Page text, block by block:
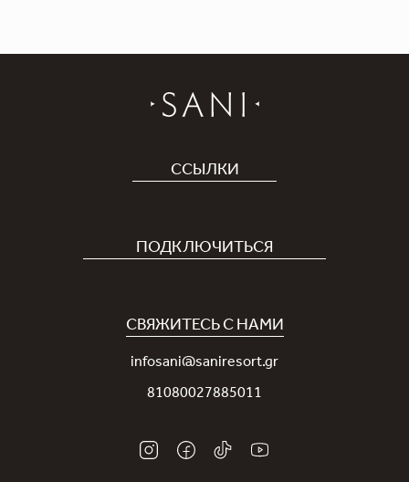
ССЫЛКИ
Карьера
Новости
Награды
Свадьбы
ПОДКЛЮЧИТЬСЯ
Программа лояльности Sani Rewards
СВЯЖИТЕСЬ С НАМИ
infosani@saniresort.gr
81080027885011